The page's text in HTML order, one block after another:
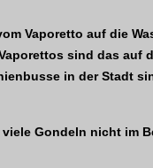
Vaporetto auf die
sind das auf
in der Stadt
Gondeln nicht im